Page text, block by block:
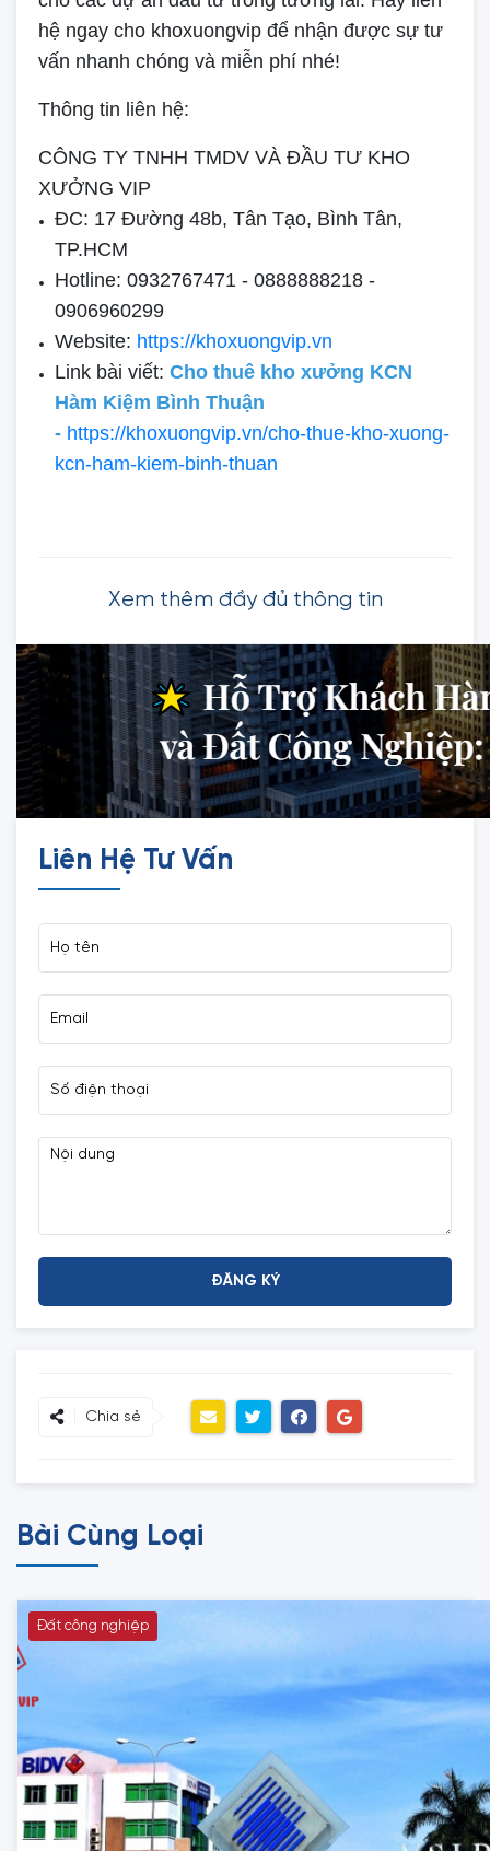
hệ ngay cho khoxuongvip để nhận được sự tư
vấn nhanh chóng và miễn phí nhé!
Thông tin liên hệ:
CÔNG TY TNHH TMDV VÀ ĐẦU TƯ KHO
XƯỞNG VIP
ĐC: 17 Đường 48b, Tân Tạo, Bình Tân,
TP.HCM
Hotline: 0932767471 - 0888888218 -
0906960299
Website: https://khoxuongvip.vn
Link bài viết: Cho thuê kho xưởng KCN
Hàm Kiệm Bình Thuận
- https://khoxuongvip.vn/cho-thue-kho-xuong-
kcn-ham-kiem-binh-thuan
Xem thêm đầy đủ thông tin
Liên Hệ Tư Vấn
Chia sẻ
Bài Cùng Loại
Đất công nghiệp